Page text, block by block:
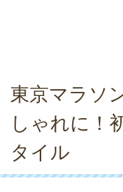
東京マラソ
しゃれに！
タイル